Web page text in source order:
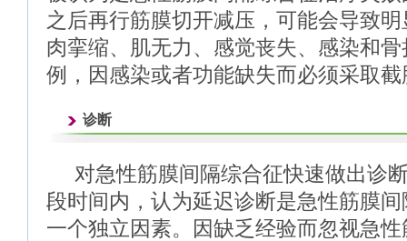
之后再行筋膜切开减压，可能会导致
肉挛缩、肌无力、感觉丧失、感染和
例，因感染或者功能缺失而必须采取截
诊断
对急性筋膜间隔综合征快速做出诊
段时间内，认为延迟诊断是急性筋膜
一个独立因素。因缺乏经验而忽视急